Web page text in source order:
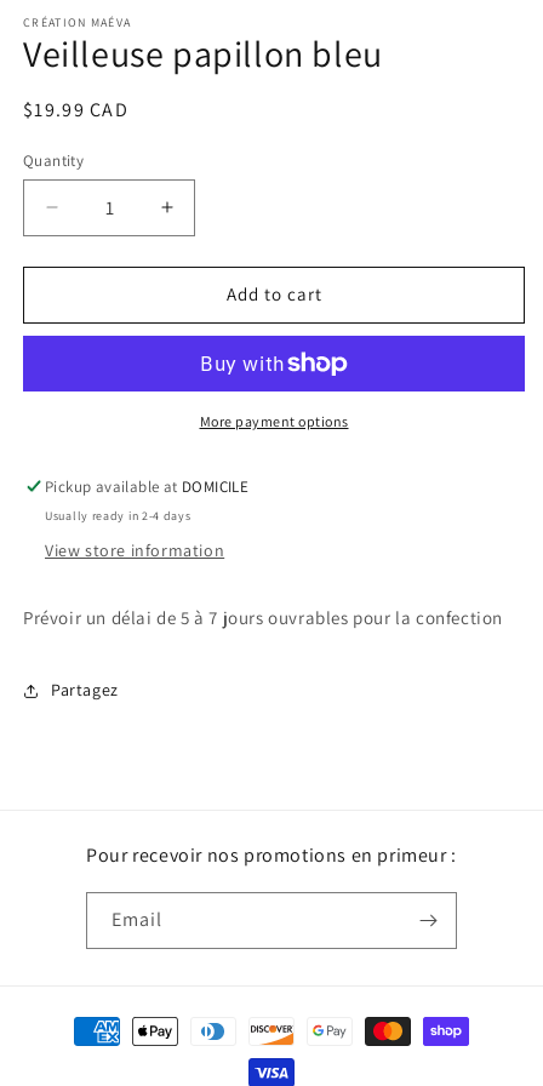
1
in
modal
CRÉATION MAÉVA
Veilleuse papillon bleu
Regular
$19.99 CAD
Quantity
Decrease
quantity
for
papillon
Increase
quantity
for
Veilleuse
papillon
Add to cart
More payment options
Pickup available at DOMICILE
Usually ready in 2-4 days
View store information
Prévoir un délai de 5 à 7 jours ouvrables pour la confection
Partagez
Pour recevoir nos promotions en primeur :
Email
Payment
methods